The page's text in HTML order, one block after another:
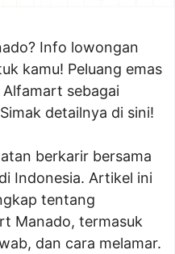
Info lowongan
kamu! Peluang emas
sebagai
detailnya di sini!
berkarir bersama
Indonesia. Artikel ini
tentang
Manado, termasuk
dan cara melamar.